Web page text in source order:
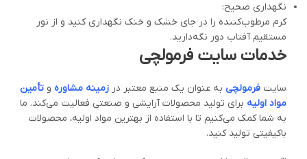
نگهداری صحیح:
کرم مرطوب‌کننده را در جای خشک و خنک نگهداری کنید و از نور
مستقیم آفتاب دور نگه‌دارید.
خدمات سایت فرمولچی
سایت فرمولچی به عنوان یک منبع معتبر در زمینه مشاوره و تأمین
مواد اولیه برای تولید محصولات آرایشی و صنعتی فعالیت می‌کند. ما
به شما کمک می‌کنیم تا با استفاده از بهترین مواد اولیه، محصولات
باکیفیتی تولید کنید.